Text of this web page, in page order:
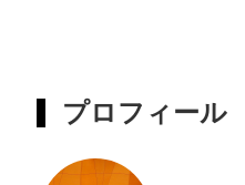
プロフィール